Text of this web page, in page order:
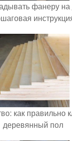
фанеру
как правильно
деревянный пол